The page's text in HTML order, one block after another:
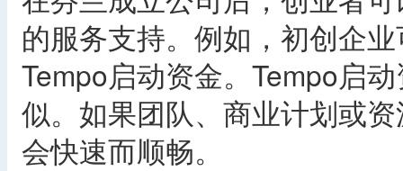
的服务支持。例如，初创企
Tempo启动资金。Tempo启
似。如果团队、商业计划或
会快速而顺畅。